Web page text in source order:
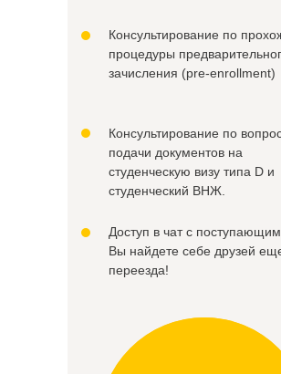
Доступ в чат с
Вы найдете себе друзей
переезда!
Консультирование по
подачи документов на
студенческую визу типа D и
студенческий ВНЖ.
Консультирование по
процедуры
зачисления (pre-enrollment)